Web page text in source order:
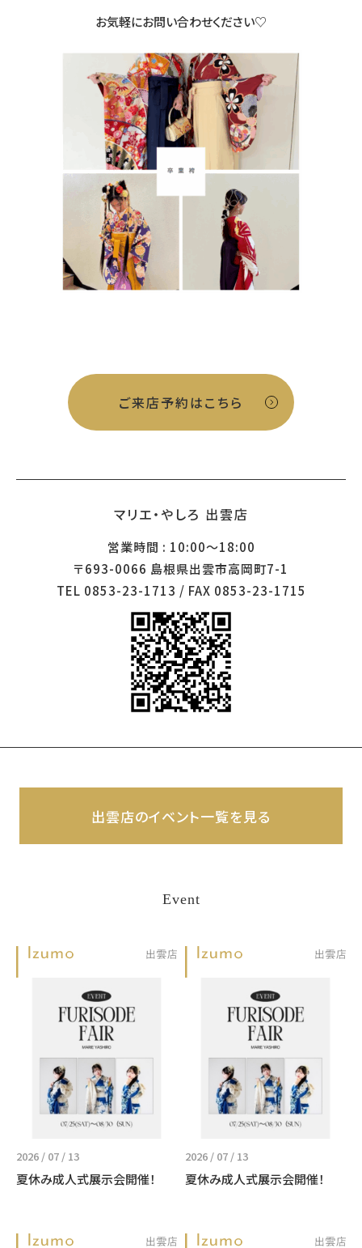
お気軽にお問い合わせください♡
ご来店予約はこちら
マリエ・やしろ 出雲店
営業時間 : 10:00～18:00
〒693-0066 島根県出雲市高岡町7-1
TEL 0853-23-1713 / FAX 0853-23-1715
出雲店のイベント一覧を見る
Event
2026 / 07 / 13
夏休み成人式展示会開催！
2026 / 07 / 13
夏休み成人式展示会開催！